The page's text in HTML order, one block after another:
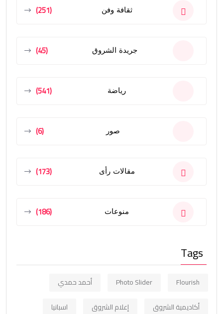
ثقافة وفن (251)
جريدة الشروق (45)
رياضة (541)
صور (6)
مقالات رأى (173)
منوعات (186)
Tags
Flourish
Photo Slider
أحمد حمدي
أكاديمية الشروق
إعلام الشروق
اسبانيا